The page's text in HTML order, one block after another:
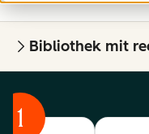
Bibliothek mit
1